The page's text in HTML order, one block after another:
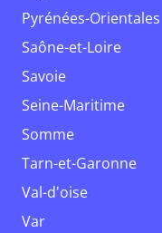
Pyrénées-Orientales
Saône-et-Loire
Savoie
Seine-Maritime
Somme
Tarn-et-Garonne
Val-d'oise
Var